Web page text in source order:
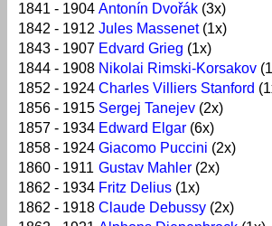
1841 - 1904 Antonín Dvořák (3x)
1842 - 1912 Jules Massenet(1x)
1843 - 1907 Edvard Grieg (1x)
1844 - 1908 Nikolai Rimski-Korsakov
1852 - 1924 Charles Villiers Stanford
1856 - 1915 Sergej Tanejev (2x)
1857 - 1934 Edward Elgar (6x)
1858 - 1924 Giacomo Puccini (2x)
1860 - 1911 Gustav Mahler (2x)
1862 - 1934 Fritz Delius (1x)
1862 - 1918 Claude Debussy (2x)